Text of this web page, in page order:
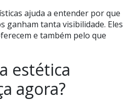
ajuda a entender por que
ganham tanta visibilidade. Eles
e também pelo que
estética
agora?